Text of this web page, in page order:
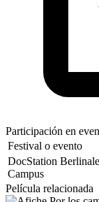
Participación en
Festival o evento
DocStation
Campus
Película relacionada